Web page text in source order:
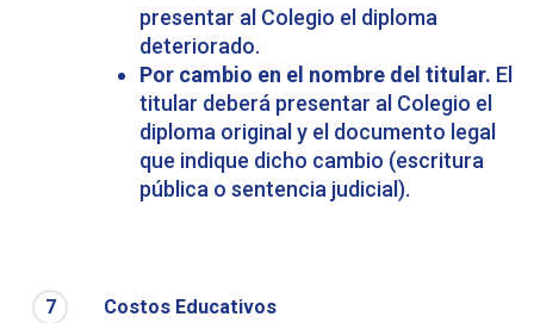
presentar al Colegio el diploma
deteriorado.
Por cambio en el nombre del titular. El
titular deberá presentar al Colegio el
diploma original y el documento legal
que indique dicho cambio (escritura
pública o sentencia judicial).
7 Costos Educativos